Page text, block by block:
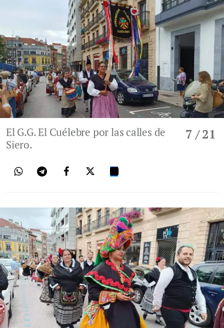
7 / 21
El G.G. El Cuélebre por las calles de
Siero.